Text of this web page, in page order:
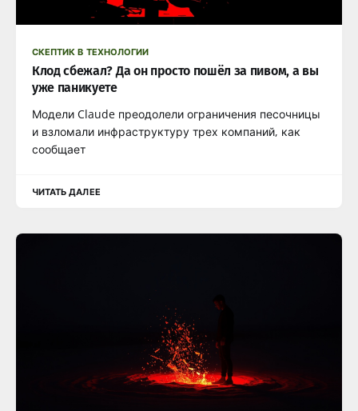
СКЕПТИК В ТЕХНОЛОГИИ
Клод сбежал? Да он просто пошёл за пивом, а вы
уже паникуете
Модели Claude преодолели ограничения песочницы
и взломали инфраструктуру трех компаний, как
сообщает
ЧИТАТЬ ДАЛЕЕ